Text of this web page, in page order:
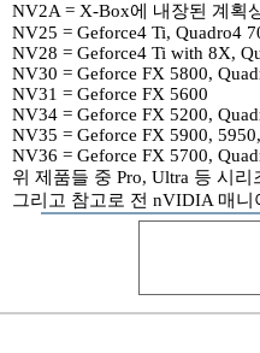
NV2A = X-Box에 내장된 계획
NV25 = Geforce4 Ti, Quadro4
NV28 = Geforce4 Ti with 8X,
NV30 = Geforce FX 5800,
NV31 = Geforce FX 5600
NV34 = Geforce FX 5200,
NV35 = Geforce FX 5900,
NV36 = Geforce FX 5700,
위 제품들 중 Pro, Ultra 등 시
그리고 참고로 전 nVIDIA 매니